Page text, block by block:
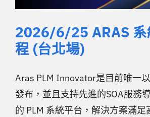
2026/6/25 ARAS 系
程 (台北場)
Aras PLM Innovator是目前唯一
發布，並且支持先進的SOA服務
的 PLM 系統平台，解決方案滿足